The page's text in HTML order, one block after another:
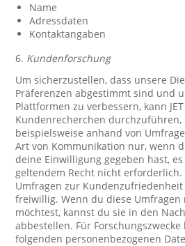
Name
Adressdaten
Kontaktangaben
6. Kundenforschung
Um sicherzustellen, dass unsere
Präferenzen abgestimmt sind und
Plattformen zu verbessern, kann
Kundenrecherchen
beispielsweise anhand von
Art von Kommunikation nur, wenn
deine Einwilligung gegeben hast,
geltendem Recht nicht erforderlich.
Umfragen zur
freiwillig. Wenn du diese
möchtest, kannst du sie in den
abbestellen. Für
folgenden personenbezogenen